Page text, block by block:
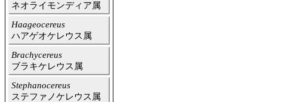
ネオライモンディア属
Haageocereus
ハアゲオケレウス属
Brachycereus
ブラキケレウス属
Stephanocereus
ステファノケレウス属